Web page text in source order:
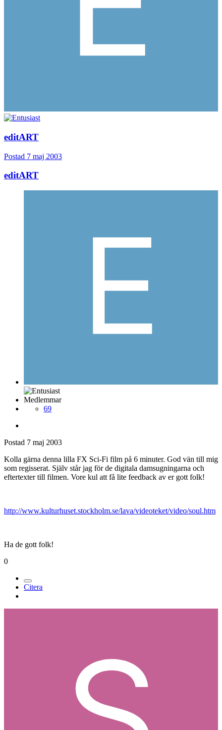
editART
Postad 7 maj 2003
editART
Medlemmar
69
Postad 7 maj 2003
Kolla gärna denna lilla FX Sci-Fi film på 6 minuter. God vän till mig
som regisserat. Själv står jag för de digitala damsugningarna och
eftertexter till filmen. Vore kul att få lite feedback av er gott folk!
http://www.kulturhuset.stockholm.se/lava/videoteket/video/soul.htm
Ha de gott folk!
0
Citera